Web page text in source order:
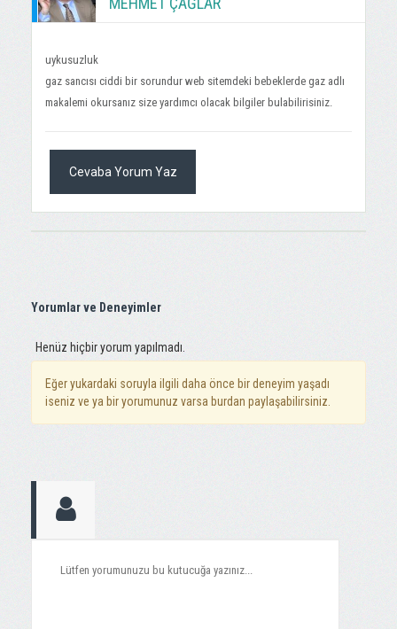
uykusuzluk
gaz sancısı ciddi bir sorundur web sitemdeki bebeklerde gaz adlı
makalemi okursanız size yardımcı olacak bilgiler bulabilirisiniz.
Cevaba Yorum Yaz
Yorumlar ve Deneyimler
Henüz hiçbir yorum yapılmadı.
Eğer yukardaki soruyla ilgili daha önce bir deneyim yaşadı
iseniz ve ya bir yorumunuz varsa burdan paylaşabilirsiniz.